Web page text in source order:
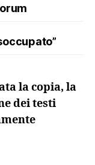
la copia, la
dei testi